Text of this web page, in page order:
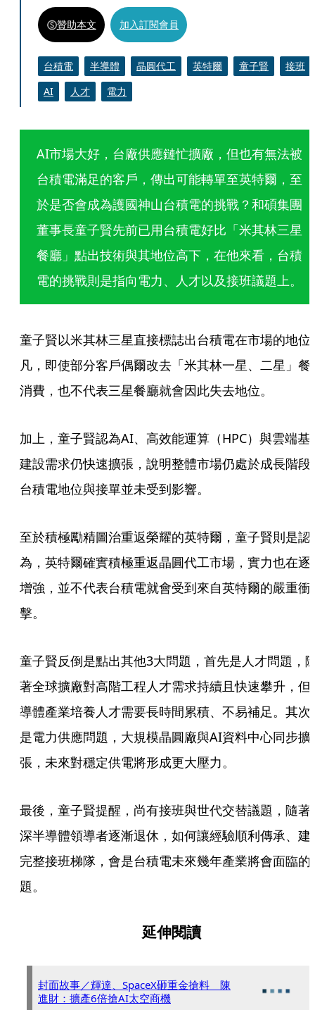
贊助本文 加入訂閱會員
台積電 半導體 晶圓代工 英特爾 童子賢
接班
AI
人才 電力
AI市場大好，台廠供應鏈忙擴廠，但也有無法被
台積電滿足的客戶，傳出可能轉單至英特爾，至
於是否會成為護國神山台積電的挑戰？和碩集團
董事長童子賢先前已用台積電好比「米其林三星
餐廳」點出技術與其地位高下，在他來看，台積
電的挑戰則是指向電力、人才以及接班議題上。
童子賢以米其林三星直接標誌出台積電在市場的地位
凡，即使部分客戶偶爾改去「米其林一星、二星」餐
消費，也不代表三星餐廳就會因此失去地位。
加上，童子賢認為AI、高效能運算（HPC）與雲端基
建設需求仍快速擴張，說明整體市場仍處於成長階段
台積電地位與接單並未受到影響。
至於積極勵精圖治重返榮耀的英特爾，童子賢則是認
為，英特爾確實積極重返晶圓代工市場，實力也在逐
增強，並不代表台積電就會受到來自英特爾的嚴重衝
擊。
童子賢反倒是點出其他3大問題，首先是人才問題，
著全球擴廠對高階工程人才需求持續且快速攀升，但
導體產業培養人才需要長時間累積、不易補足。其次
是電力供應問題，大規模晶圓廠與AI資料中心同步擴
張，未來對穩定供電將形成更大壓力。
最後，童子賢提醒，尚有接班與世代交替議題，隨著
深半導體領導者逐漸退休，如何讓經驗順利傳承、建
完整接班梯隊，會是台積電未來幾年產業將會面臨的
題。
延伸閱讀
封面故事／輝達、SpaceX砸重金搶料 陳
進財：擴產6倍搶AI太空商機